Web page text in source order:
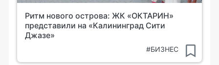
Ритм нового острова: ЖК «ОКТАРИН»
представили на «Калининград Сити
Джазе»
#БИЗНЕС